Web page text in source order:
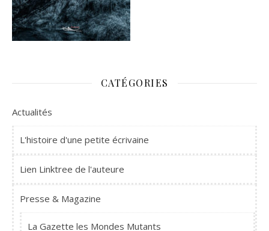
CATÉGORIES
Actualités
L'histoire d'une petite écrivaine
Lien Linktree de l'auteure
Presse & Magazine
La Gazette les Mondes Mutants